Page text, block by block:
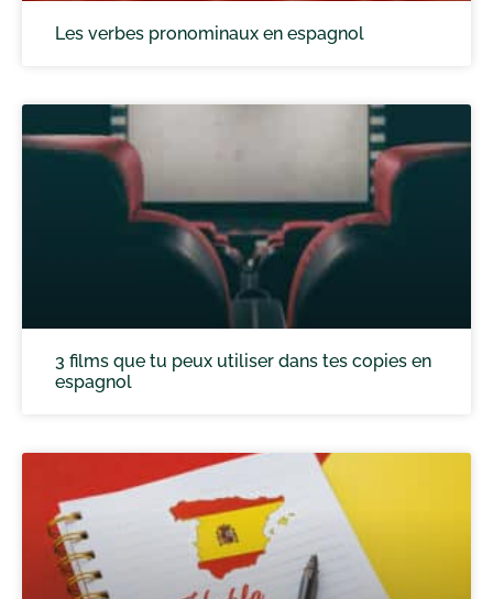
Les verbes pronominaux en espagnol
3 films que tu peux utiliser dans tes copies en
espagnol